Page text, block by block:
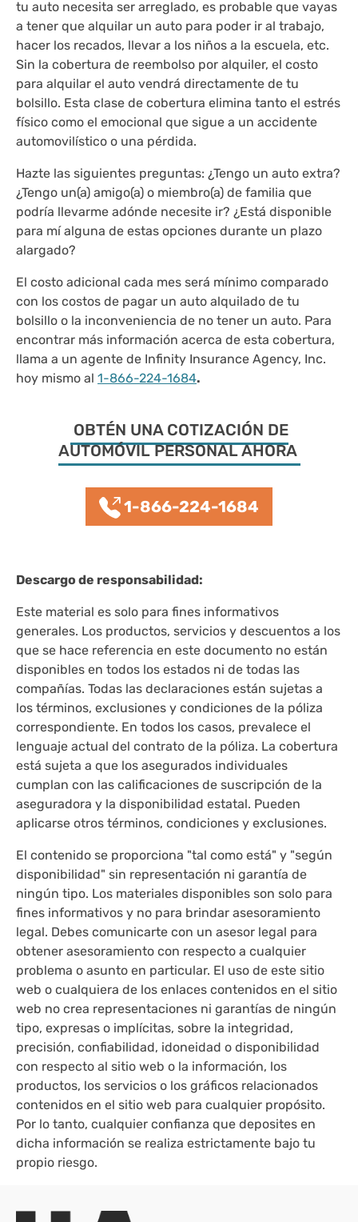
tu auto necesita ser arreglado, es probable que vayas
a tener que alquilar un auto para poder ir al trabajo,
hacer los recados, llevar a los niños a la escuela, etc.
Sin la cobertura de reembolso por alquiler, el costo
para alquilar el auto vendrá directamente de tu
bolsillo. Esta clase de cobertura elimina tanto el estrés
físico como el emocional que sigue a un accidente
automovilístico o una pérdida.
Hazte las siguientes preguntas: ¿Tengo un auto extra?
¿Tengo un(a) amigo(a) o miembro(a) de familia que
podría llevarme adónde necesite ir? ¿Está disponible
para mí alguna de estas opciones durante un plazo
alargado?
El costo adicional cada mes será mínimo comparado
con los costos de pagar un auto alquilado de tu
bolsillo o la inconveniencia de no tener un auto. Para
encontrar más información acerca de esta cobertura,
llama a un agente de Infinity Insurance Agency, Inc.
hoy mismo al 1-866-224-1684.
OBTÉN UNA COTIZACIÓN DE
AUTOMÓVIL PERSONAL AHORA
1-866-224-1684
Descargo de responsabilidad:
Este material es solo para fines informativos
generales. Los productos, servicios y descuentos a los
que se hace referencia en este documento no están
disponibles en todos los estados ni de todas las
compañías. Todas las declaraciones están sujetas a
los términos, exclusiones y condiciones de la póliza
correspondiente. En todos los casos, prevalece el
lenguaje actual del contrato de la póliza. La cobertura
está sujeta a que los asegurados individuales
cumplan con las calificaciones de suscripción de la
aseguradora y la disponibilidad estatal. Pueden
aplicarse otros términos, condiciones y exclusiones.
El contenido se proporciona "tal como está" y "según
disponibilidad" sin representación ni garantía de
ningún tipo. Los materiales disponibles son solo para
fines informativos y no para brindar asesoramiento
legal. Debes comunicarte con un asesor legal para
obtener asesoramiento con respecto a cualquier
problema o asunto en particular. El uso de este sitio
web o cualquiera de los enlaces contenidos en el sitio
web no crea representaciones ni garantías de ningún
tipo, expresas o implícitas, sobre la integridad,
precisión, confiabilidad, idoneidad o disponibilidad
con respecto al sitio web o la información, los
productos, los servicios o los gráficos relacionados
contenidos en el sitio web para cualquier propósito.
Por lo tanto, cualquier confianza que deposites en
dicha información se realiza estrictamente bajo tu
propio riesgo.